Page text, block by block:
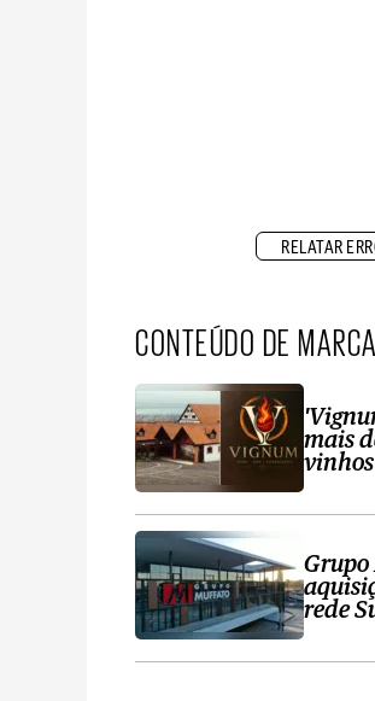
RELATAR
CONTEÚDO DE MARCA
mais
vinhos
rede